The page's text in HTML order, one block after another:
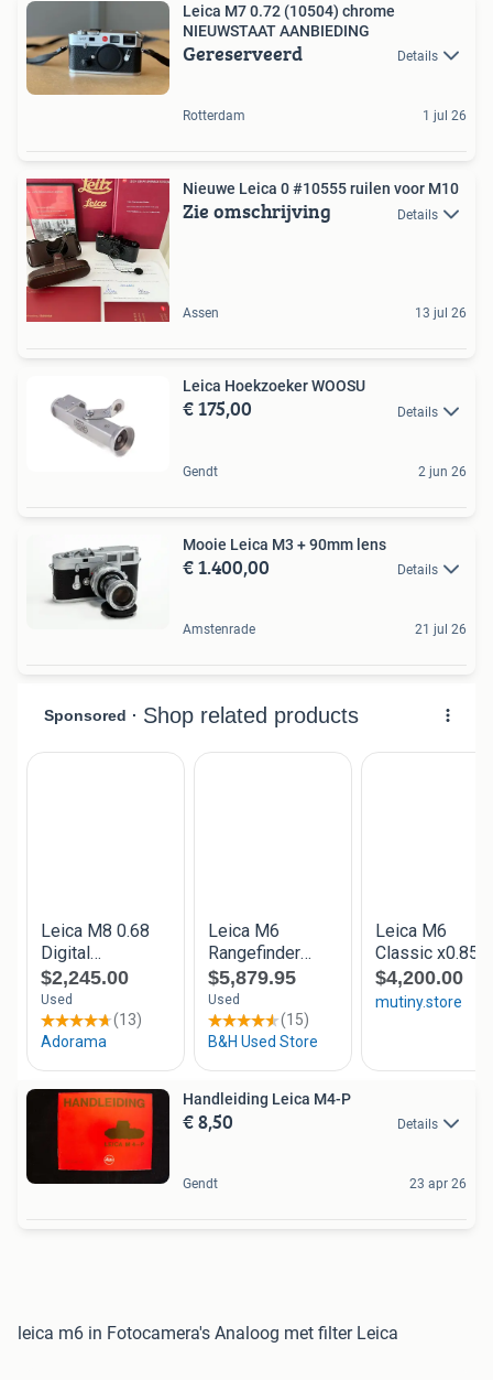
Leica M7 0.72 (10504) chrome
NIEUWSTAAT AANBIEDING
Gereserveerd Details
Rotterdam 1 jul 26
Nieuwe Leica 0 #10555 ruilen voor M10
Zie omschrijving Details
Assen 13 jul 26
Leica Hoekzoeker WOOSU
€ 175,00 Details
Gendt 2 jun 26
Mooie Leica M3 + 90mm lens
€ 1.400,00 Details
Amstenrade 21 jul 26
Handleiding Leica M4-P
€ 8,50 Details
Gendt 23 apr 26
leica m6 in Fotocamera's Analoog met filter Leica